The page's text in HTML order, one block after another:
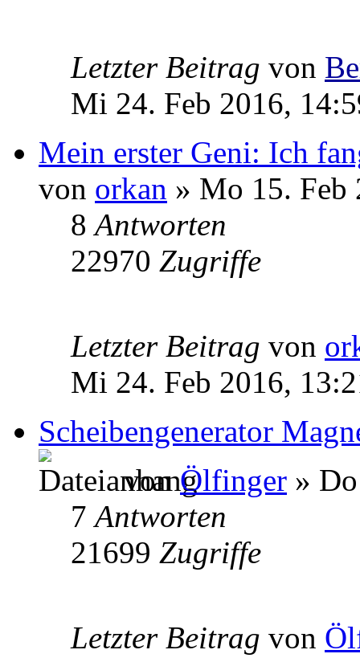
Letzter Beitrag von
Mi 24. Feb 2016,
Mein erster Geni: Ich
von orkan » Mo 15. Feb
8Antworten
22970 Zugriffe
Letzter Beitrag von
Mi 24. Feb 2016,
Scheibengenerator
vonÖlfinger »
7Antworten
21699 Zugriffe
Letzter Beitrag von